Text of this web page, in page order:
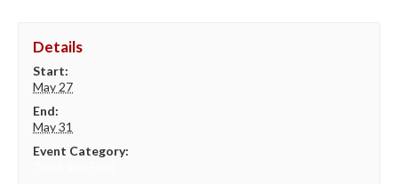
Details
Start:
May 27
End:
May 31
Event Category: